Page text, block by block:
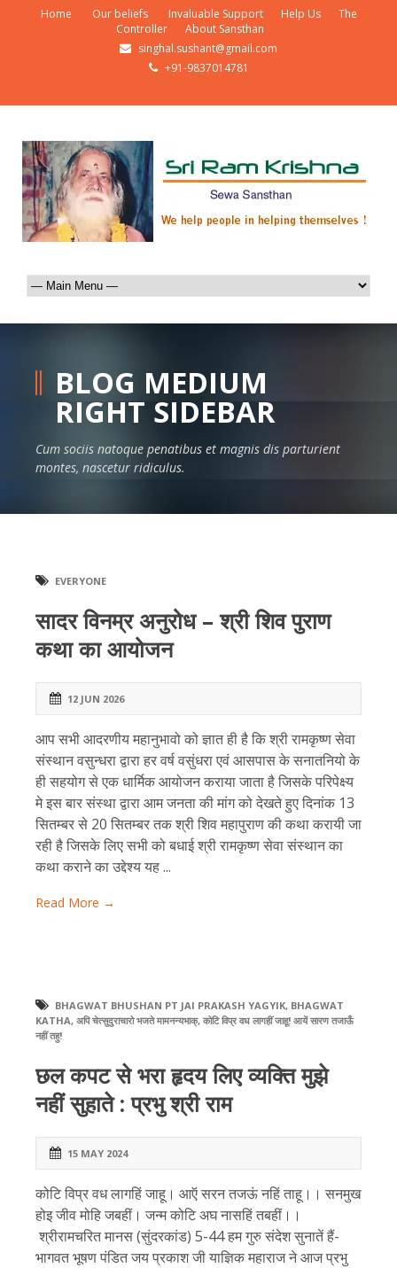
Home Our beliefs Invaluable Support Help Us
The
Controller
About Sansthan
singhal.sushant@gmail.com
+91-9837014781
BLOG MEDIUM
RIGHT SIDEBAR
Cum sociis natoque penatibus et magnis dis parturient
montes, nascetur ridiculus.
EVERYONE
सादर विनम्र अनुरोध – श्री शिव पुराण
कथा का आयोजन
12 JUN 2026
आप सभी आदरणीय महानुभावो को ज्ञात ही है कि श्री रामकृष्ण सेवा
संस्थान वसुन्धरा द्वारा हर वर्ष वसुंधरा एवं आसपास के सनातनियो के
ही सहयोग से एक धार्मिक आयोजन कराया जाता है जिसके परिपेक्ष्य
मे इस बार संस्था द्वारा आम जनता की मांग को देखते हुए दिनांक 13
सितम्बर से 20 सितम्बर तक श्री शिव महापुराण की कथा करायी जा
रही है जिसके लिए सभी को बधाई श्री रामकृष्ण सेवा संस्थान का
कथा कराने का उद्देश्य यह ...
Read More →
BHAGWAT BHUSHAN PT JAI PRAKASH YAGYIK, BHAGWAT
KATHA, अपि चेत्सुदुराचारो भजते मामनन्यभाक्‌, कोटि विप्र वध लागहीं जाहू! आयें सारण तजाऊँ
नहीं तहु!
छल कपट से भरा हृदय लिए व्यक्ति मुझे
नहीं सुहाते : प्रभु श्री राम
15 MAY 2024
कोटि विप्र वध लागहिं जाहू। आऍ सरन तजऊं नहिं ताहू।। सनमुख
होइ जीव मोहि जबहीं। जन्म कोटि अघ नासहिं तबहीं।।
श्रीरामचरित मानस (सुंदरकांड) 5-44 हम गुरु संदेश सुनातें हैं-
भागवत भूषण पंडित जय प्रकाश जी याज्ञिक महाराज ने आज प्रभु